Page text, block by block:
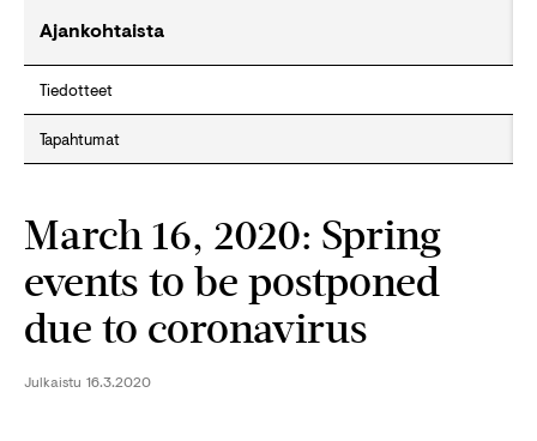
Ajankohtaista
Tiedotteet
Tapahtumat
March 16, 2020: Spring
events to be postponed
due to coronavirus
Julkaistu 16.3.2020